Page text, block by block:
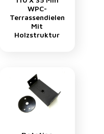
WPC-
Terrassendielen
Mit
Holzstruktur